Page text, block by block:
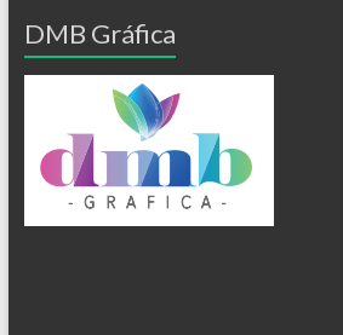
DMB Gráfica